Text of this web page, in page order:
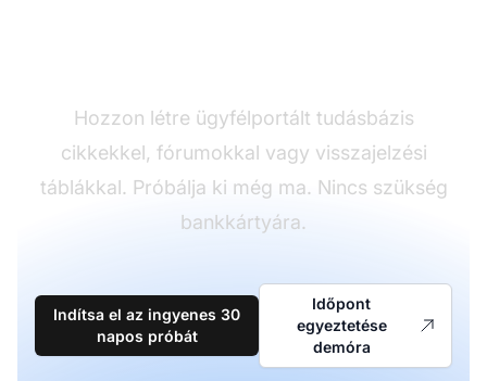
Hozzon létre ügyfélportált tudásbázis
cikkekkel, fórumokkal vagy visszajelzési
táblákkal. Próbálja ki még ma. Nincs szükség
bankkártyára.
Indítsa el az ingyenes 30
napos próbát
Időpont
egyeztetése
demóra